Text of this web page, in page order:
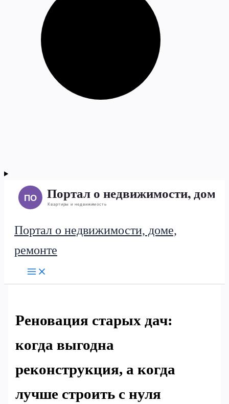
Портал о недвижимости, доме,
ремонте
Реновация старых дач:
когда выгодна
реконструкция, а когда
лучше строить с нуля